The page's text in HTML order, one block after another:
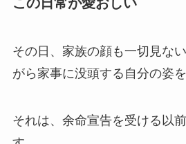
その日、家族の顔も一切見な
がら家事に没頭する自分の姿
それは、余命宣告を受ける以